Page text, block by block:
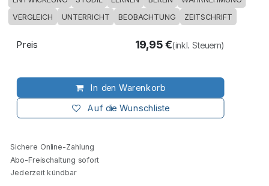
VERGLEICH UNTERRICHT BEOBACHTUNG ZEITSCHRIFT
In den Warenkorb
Auf die Wunschliste
Preis 19,95€(inkl. Steuern)
Sichere Online-Zahlung
Abo-Freischaltung sofort
Jederzeit kündbar